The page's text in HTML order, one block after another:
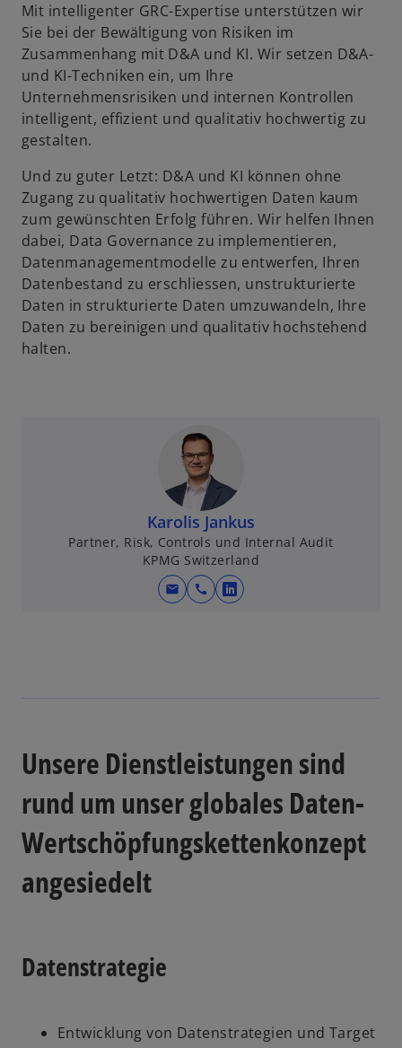
Mit intelligenter GRC-Expertise unterstützen wir
Sie bei der Bewältigung von Risiken im
Zusammenhang mit D&A und KI. Wir setzen D&A-
und KI-Techniken ein, um Ihre
Unternehmensrisiken und internen Kontrollen
intelligent, effizient und qualitativ hochwertig zu
gestalten.
Und zu guter Letzt: D&A und KI können ohne
Zugang zu qualitativ hochwertigen Daten kaum
zum gewünschten Erfolg führen. Wir helfen Ihnen
dabei, Data Governance zu implementieren,
Datenmanagementmodelle zu entwerfen, Ihren
Datenbestand zu erschliessen, unstrukturierte
Daten in strukturierte Daten umzuwandeln, Ihre
Daten zu bereinigen und qualitativ hochstehend
halten.
Karolis Jankus
Partner, Risk, Controls und Internal Audit
KPMG Switzerland
mail call
w
n
e
r
n
e
s
Unsere Dienstleistungen sind
rund um unser globales Daten-
Wertschöpfungskettenkonzept
angesiedelt
Datenstrategie
Entwicklung von Datenstrategien und Target